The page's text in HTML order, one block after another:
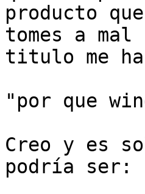
producto
tomes a
titulo me
"por que
Creo y es
podría ser: